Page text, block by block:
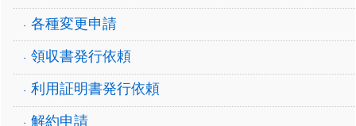
各種変更申請
領収書発行依頼
利用証明書発行依頼
解約申請